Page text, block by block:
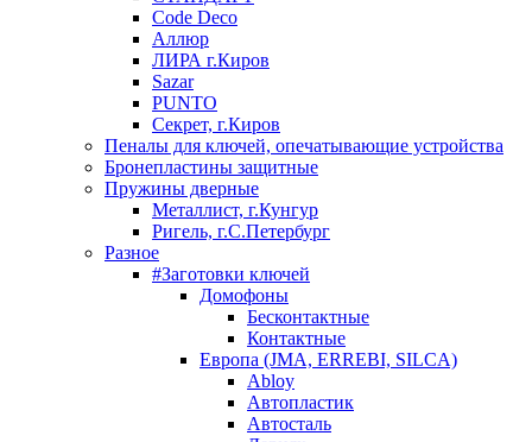
Code Deco
Аллюр
ЛИРА г.Киров
Sazar
PUNTO
Секрет, г.Киров
Пеналы для ключей, опечатывающие устройства
Бронепластины защитные
Пружины дверные
Металлист, г.Кунгур
Ригель, г.С.Петербург
Разное
#Заготовки ключей
Домофоны
Бесконтактные
Контактные
Европа (JMA, ERREBI, SILCA)
Abloy
Автопластик
Автосталь